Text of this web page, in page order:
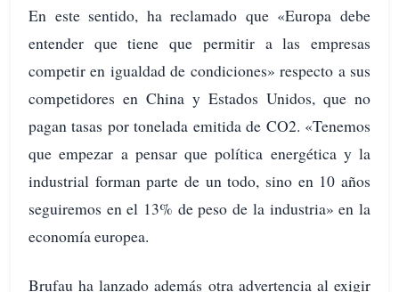
En este sentido, ha reclamado que «Europa debe
entender que tiene que permitir a las empresas
competir en igualdad de condiciones» respecto a sus
competidores en China y Estados Unidos, que no
pagan tasas por tonelada emitida de CO2. «Tenemos
que empezar a pensar que política energética y la
industrial forman parte de un todo, sino en 10 años
seguiremos en el 13% de peso de la industria» en la
economía europea.
Brufau ha lanzado además otra advertencia al exigir